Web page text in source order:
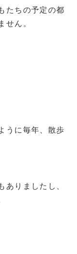
たちの予定の都
せん。
うに毎年、散歩
りましたし、